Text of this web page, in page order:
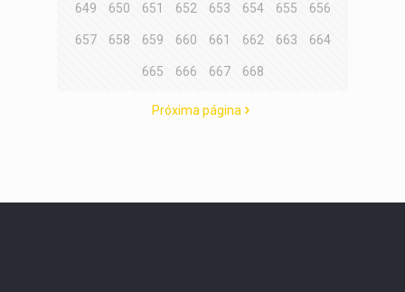
649 650 651 652 653 654 655 656
657 658 659 660 661 662 663 664
665 666 667 668
Próxima página